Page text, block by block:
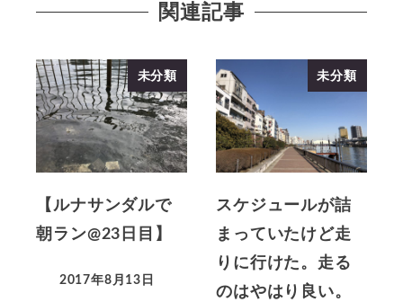
関連記事
未分類
【ルナサンダルで
朝ラン@23日目】
2017年8月13日
未分類
スケジュールが詰
まっていたけど走
りに行けた。走る
のはやはり良い。